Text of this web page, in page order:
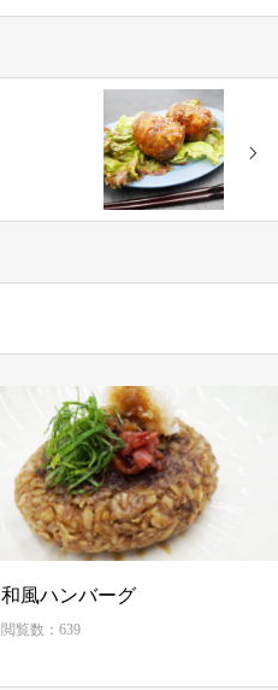
和風ハンバーグ
閲覧数：639